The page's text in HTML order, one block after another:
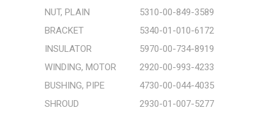
Fanlar
Hafıza Ürünleri
Lambalar ve Ledler
Mekanik Üretim Malzemeleri
NUT, PLAIN
5310-00-849-3589
BRACKET
5340-01-010-6172
INSULATOR
5970-00-734-8919
WINDING, MOTOR
2920-00-993-4233
BUSHING, PIPE
4730-00-044-4035
SHROUD
2930-01-007-5277